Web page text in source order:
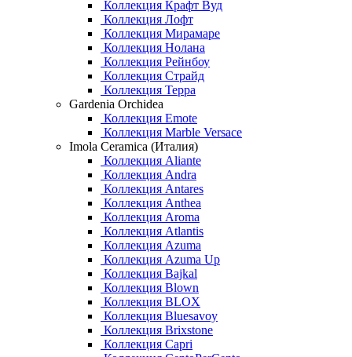
Коллекция Крафт Вуд
Коллекция Лофт
Коллекция Мирамаре
Коллекция Нолана
Коллекция Рейнбоу
Коллекция Страйд
Коллекция Терра
Gardenia Orchidea
Коллекция Emote
Коллекция Marble Versace
Imola Ceramica (Италия)
Коллекция Aliante
Коллекция Andra
Коллекция Antares
Коллекция Anthea
Коллекция Aroma
Коллекция Atlantis
Коллекция Azuma
Коллекция Azuma Up
Коллекция Bajkal
Коллекция Blown
Коллекция BLOX
Коллекция Bluesavoy
Коллекция Brixstone
Коллекция Capri